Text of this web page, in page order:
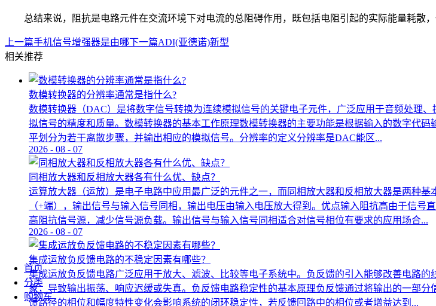
总结来说，阻抗是电路元件在交流环境下对电流的总阻碍作用，既包括电阻引起的实际能量耗散
上一篇手机信号增强器是由哪下一篇ADI(亚德诺)新型
相关推荐
数模转换器的分辨率通常是指什么?
数模转换器（DAC）是将数字信号转换为连续模拟信号的关键电子元件，广泛应用于音频处理
拟信号的精度和质量。数模转换器的基本工作原理数模转换器的主要功能是根据输入的数字代
平划分为若干离散步骤，并输出相应的模拟信号。分辨率的定义分辨率是DAC能区...
2026 - 08 - 07
同相放大器和反相放大器各有什么优、缺点？
运算放大器（运放）是电子电路中应用最广泛的元件之一，而同相放大器和反相放大器是两种
（+端），输出信号与输入信号同相，输出电压由输入电压放大得到。优点输入阻抗高由于信
高阻抗信号源，减少信号源负载。输出信号与输入信号同相适合对信号相位有要求的应用场合...
2026 - 08 - 07
集成运放负反馈电路的不稳定因素有哪些？
集成运放负反馈电路广泛应用于放大、滤波、比较等电子系统中。负反馈的引入能够改善电路
象，导致输出振荡、响应迟缓或失真。负反馈电路稳定性的基本原理负反馈通过将输出的一部
馈路径的相位和幅度特性变化会影响系统的闭环稳定性，若反馈回路中的相位或者增益达到...
首页
分类
购物车